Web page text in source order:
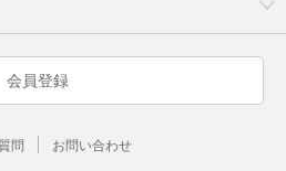
会員登録
問 お問い合わせ